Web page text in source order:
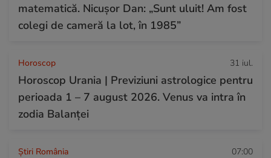
matematică. Nicușor Dan: „Sunt uluit! Am fost
colegi de cameră la lot, în 1985”
Horoscop 31 iul.
Horoscop Urania | Previziuni astrologice pentru
perioada 1 – 7 august 2026. Venus va intra în
zodia Balanței
Știri România 07:00